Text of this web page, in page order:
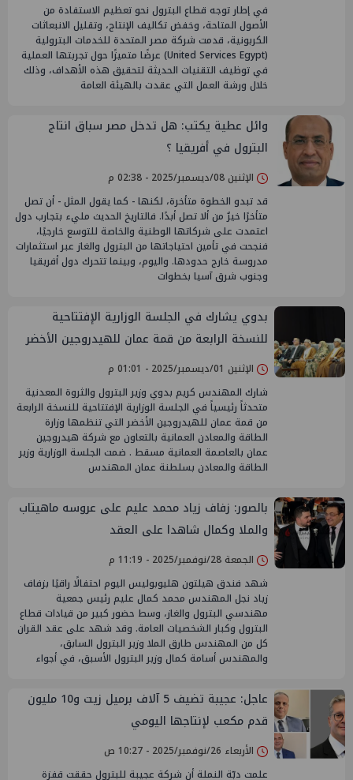
في إطار توجه قطاع البترول نحو تعظيم الاستفادة من
الأصول المتاحة، وخفض تكاليف الإنتاج، وتقليل الانبعاثات
الكربونية، قدمت شركة مصر المتحدة للخدمات البترولية
(United Services Egypt) عرضًا متميزًا حول تجربتها العملية
في توظيف التقنيات الحديثة لتحقيق هذه الأهداف، وذلك
خلال ورشة العمل التي عقدت بالهيئة العامة
وائل عطية يكتب: هل تدخل مصر سباق انتاج
البترول في أفريقيا ؟
الإثنين 08/ديسمبر/2025 - 02:38 م
قد تبدو الخطوة متأخرة، لكنها - كما يقول المثل - أن تصل
متأخرًا خيرٌ من ألا تصل أبدًا. فالتاريخ الحديث مليء بتجارب دول
اعتمدت على شركاتها الوطنية والخاصة للتوسع خارجيًا،
فنجحت في تأمين احتياجاتها من البترول والغاز عبر استثمارات
مدروسة خارج حدودها. واليوم، وبينما تتحرك دول أفريقيا
وجنوب شرق آسيا بخطوات
بدوي يشارك في الجلسة الوزارية الإفتتاحية
للنسخة الرابعة من قمة عمان للهيدروجين الأخضر
الإثنين 01/ديسمبر/2025 - 01:01 م
شارك المهندس كريم بدوي وزير البترول والثروة المعدنية
متحدثاً رئيسياً في الجلسة الوزارية الإفتتاحية للنسخة الرابعة
من قمة عمان للهيدروجين الأخضر التي تنظمها وزارة
الطاقة والمعادن العمانية بالتعاون مع شركة هيدروجين
عمان بالعاصمة العمانية مسقط . ضمت الجلسة الوزارية وزير
الطاقة والمعادن بسلطنة عمان المهندس
بالصور: زفاف زياد محمد عليم على عروسه ماهيتاب
والملا وكمال شاهدا على العقد
الجمعة 28/نوفمبر/2025 - 11:19 م
شهد فندق هيلتون هليوبوليس اليوم احتفالًا راقيًا بزفاف
زياد نجل المهندس محمد كمال عليم رئيس جمعية
مهندسي البترول والغاز، وسط حضور كبير من قيادات قطاع
البترول وكبار الشخصيات العامة. وقد شهد على عقد القران
كل من المهندس طارق الملا وزير البترول السابق،
والمهندس أسامة كمال وزير البترول الأسبق، في أجواء
عاجل: عجيبة تضيف 5 آلاف برميل زيت و10 مليون
قدم مكعب لإنتاجها اليومي
الأربعاء 26/نوفمبر/2025 - 10:27 ص
علمت دبّة النملة أن شركة عجيبة للبترول حققت قفزة